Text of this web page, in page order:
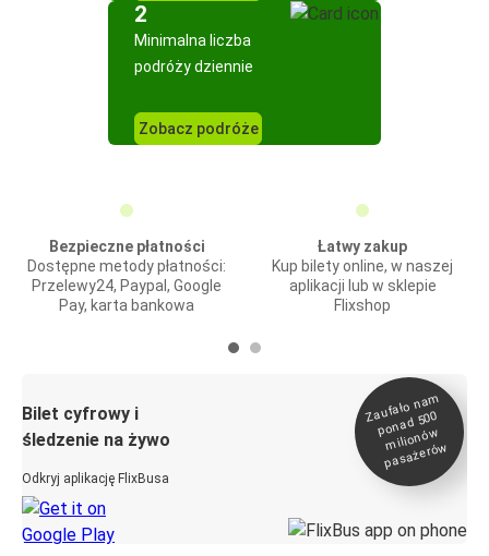
2
Minimalna liczba
podróży dziennie
Zobacz podróże
Bezpieczne płatności
Dostępne metody płatności:
Przelewy24, Paypal, Google
Pay, karta bankowa
Łatwy zakup
Kup bilety online, w naszej
aplikacji lub w sklepie
Flixshop
Bilet cyfrowy i
śledzenie na żywo
Odkryj aplikację FlixBusa
Zaufało na
m
ponad 500
milionó
w
pasażeró
w